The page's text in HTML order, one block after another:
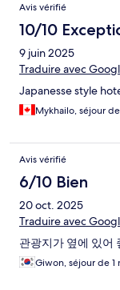
Avis vérifié
10/10
9 juin 2025
Traduire avec
Japanesse style
Mykhailo, séjour
Avis vérifié
6/10 Bien
20 oct. 2025
Traduire avec
관광지가 옆에 있어
Giwon, séjour de 1